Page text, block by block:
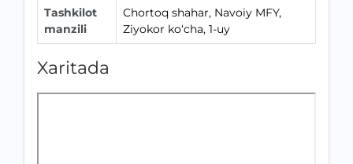
Tashkilot
manzili
Chortoq shahar, Navoiy MFY,
Ziyokor ko‘cha, 1-uy
Xaritada